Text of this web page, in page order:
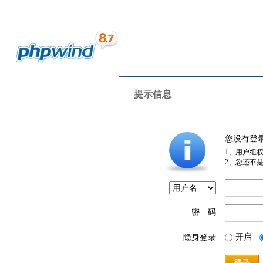
提示信息
您没有登
1、用户组
2、您还不
密 码
隐身登录 开启